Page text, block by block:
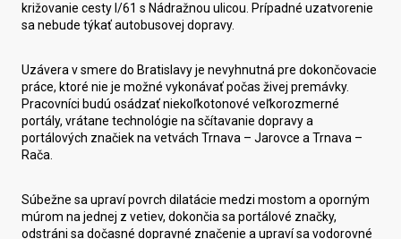
križovanie cesty I/61 s Nádražnou ulicou. Prípadné uzatvorenie
sa nebude týkať autobusovej dopravy.
Uzávera v smere do Bratislavy je nevyhnutná pre dokončovacie
práce, ktoré nie je možné vykonávať počas živej premávky.
Pracovníci budú osádzať niekoľkotonové veľkorozmerné
portály, vrátane technológie na sčítavanie dopravy a
portálových značiek na vetvách Trnava – Jarovce a Trnava –
Rača.
Súbežne sa upraví povrch dilatácie medzi mostom a oporným
múrom na jednej z vetiev, dokončia sa portálové značky,
odstráni sa dočasné dopravné značenie a upraví sa vodorovné